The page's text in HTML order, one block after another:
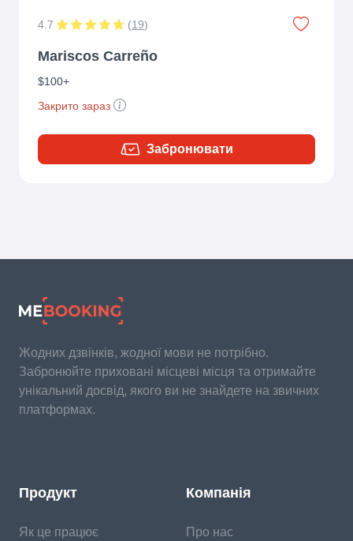
4.7 (19)
Mariscos Carreño
$100+
Закрито зараз
Забронювати
Жодних дзвінків, жодної мови не потрібно.
Забронюйте приховані місцеві місця та отримайте
унікальний досвід, якого ви не знайдете на звичних
платформах.
Продукт
Як це працює
Компанія
Про нас